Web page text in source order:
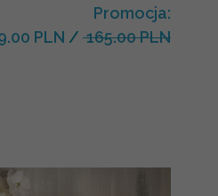
Promocja:
PLN / 165.00 PLN